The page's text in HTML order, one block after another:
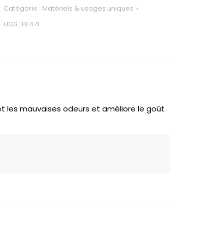
Catégorie : Matériels & usages uniques
UGS : FIL471
les mauvaises odeurs et améliore le goût